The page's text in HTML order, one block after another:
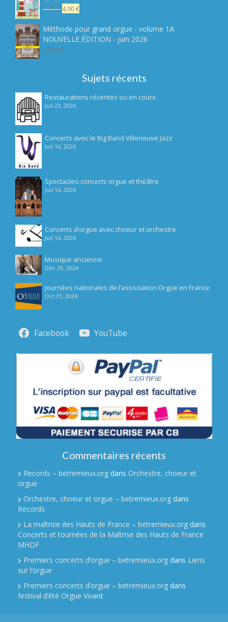
Notesur
5
7,90€ Le
initial
était :
7,90 €.
4,90€Le
actuel
est :
Méthode pour grand orgue - volume 1A
NOUVELLE ÉDITION - juin 2026
29,90€
Sujets récents
Restaurations récentes ou en cours
Juil 23, 2026
Concerts avec le Big Band Villeneuve Jazz
Juil 16, 2026
Spectacles-concerts orgue et théâtre
Juil 16, 2026
Concerts d’orgue avec choeur et orchestre
Juil 16, 2026
Musique ancienne
Déc 29, 2024
Journées nationales de l’association Orgue en France
Oct 31, 2024
Facebook YouTube
Commentaires récents
Records – betremieux.org dans Orchestre, choeur et
orgue
Orchestre, choeur et orgue – betremieux.org dans
Records
La maîtrise des Hauts de France – betremieux.org dans
Concerts et tournées de la Maîtrise des Hauts de France
MHDF
Premiers concerts d’orgue – betremieux.org dans Liens
sur l’orgue
Premiers concerts d’orgue – betremieux.org dans
festival d’été Orgue Vivant